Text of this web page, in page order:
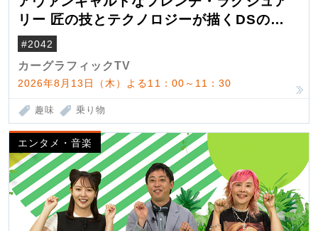
リー 匠の技とテクノロジーが描くDSの世
界観
#2042
カーグラフィックTV
2026年8月13日（木）よる11：00～11：30
趣味 乗り物
エンタメ・音楽